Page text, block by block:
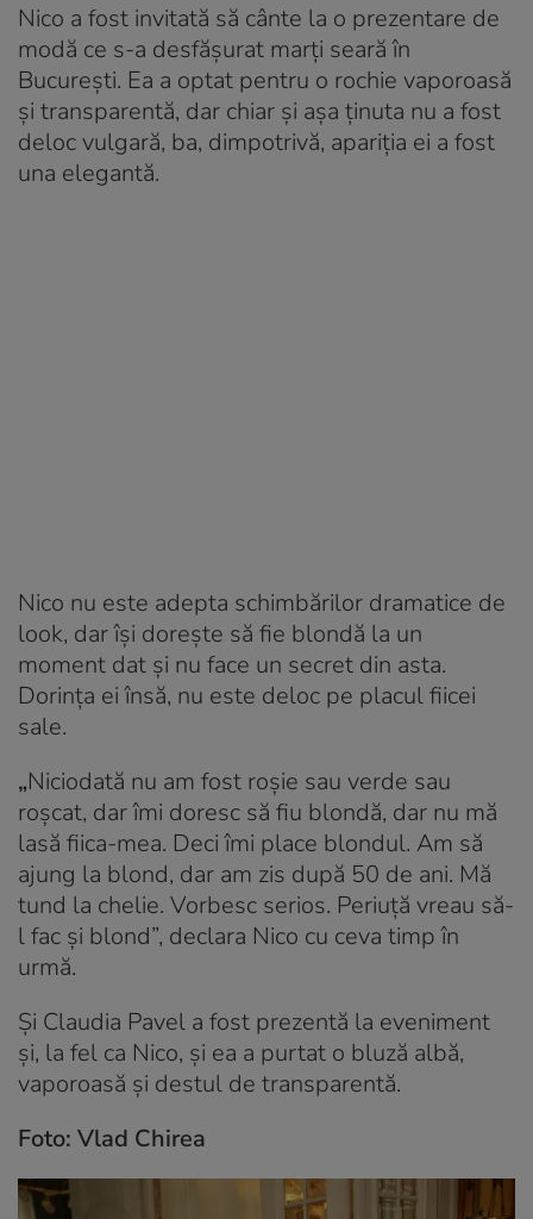
Nico a fost invitată să cânte la o prezentare de
modă ce s-a desfășurat marți seară în
București. Ea a optat pentru o rochie vaporoasă
și transparentă, dar chiar și așa ținuta nu a fost
deloc vulgară, ba, dimpotrivă, apariția ei a fost
una elegantă.
Nico nu este adepta schimbărilor dramatice de
look, dar își dorește să fie blondă la un
moment dat și nu face un secret din asta.
Dorința ei însă, nu este deloc pe placul fiicei
sale.
„Niciodată nu am fost roșie sau verde sau
roșcat, dar îmi doresc să fiu blondă, dar nu mă
lasă fiica-mea. Deci îmi place blondul. Am să
ajung la blond, dar am zis după 50 de ani. Mă
tund la chelie. Vorbesc serios. Periuță vreau să-
l fac și blond”, declara Nico cu ceva timp în
urmă.
Și Claudia Pavel a fost prezentă la eveniment
și, la fel ca Nico, și ea a purtat o bluză albă,
vaporoasă și destul de transparentă.
Foto: Vlad Chirea